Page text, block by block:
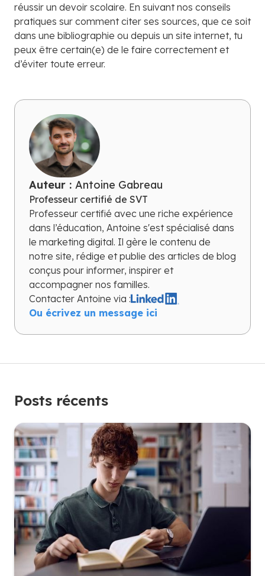
réussir un devoir scolaire. En suivant nos conseils
pratiques sur comment citer ses sources, que ce soit
dans une bibliographie ou depuis un site internet, tu
peux être certain(e) de le faire correctement et
d’éviter toute erreur.
Auteur : Antoine Gabreau
Professeur certifié de SVT
Professeur certifié avec une riche expérience
dans l’éducation, Antoine s'est spécialisé dans
le marketing digital. Il gère le contenu de
notre site, rédige et publie des articles de blog
conçus pour informer, inspirer et
accompagner nos familles.
Contacter Antoine via :
Ou écrivez un message ici
Posts récents